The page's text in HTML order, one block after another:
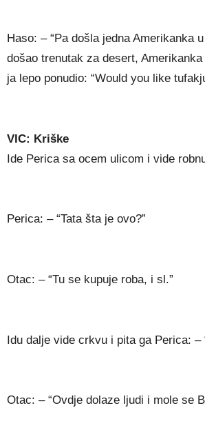
Haso: – “Pa došla jedna Amerikanka
došao trenutak za desert,
ja lepo ponudio: “Would you like
VIC: Kriške
Ide Perica sa ocem ulicom i vide
Perica: – “Tata šta je ovo?”
Otac: – “Tu se kupuje roba, i sl.”
Idu dalje vide crkvu i pita ga Perica: –
Otac: – “Ovdje dolaze ljudi i mole se